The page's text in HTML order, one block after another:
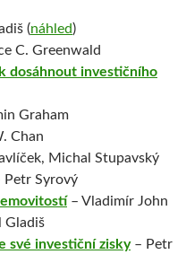
(náhled)
C. Greenwald
dosáhnout investičního
Graham
Chan
Michal Stupavský
Syrový
– Vladimír John
Gladiš
své investiční zisky– Petr